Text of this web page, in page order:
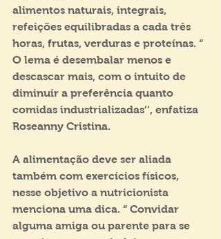
alimentos naturais, integrais,
refeições equilibradas a cada três
horas, frutas, verduras e proteínas. “
O lema é desembalar menos e
descascar mais, com o intuito de
diminuir a preferência quanto
comidas industrializadas’’, enfatiza
Roseanny Cristina.
A alimentação deve ser aliada
também com exercícios físicos,
nesse objetivo a nutricionista
menciona uma dica. “ Convidar
alguma amiga ou parente para se